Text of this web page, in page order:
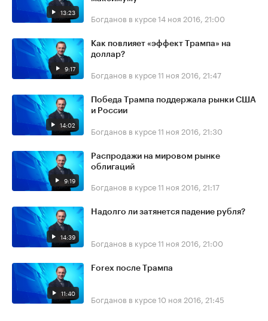
13:23 Богданов в курсе14 ноя 2016, 21:00
9:17
Как повлияет «эффект Трампа» на
доллар?
Богданов в курсе11 ноя 2016, 21:47
14:02
Победа Трампа поддержала рынки США
и России
Богданов в курсе11 ноя 2016, 21:30
9:19
Распродажи на мировом рынке
облигаций
Богданов в курсе11 ноя 2016, 21:17
14:39
Надолго ли затянется падение рубля?
Богданов в курсе11 ноя 2016, 21:00
11:40
Forex после Трампа
Богданов в курсе10 ноя 2016, 21:45